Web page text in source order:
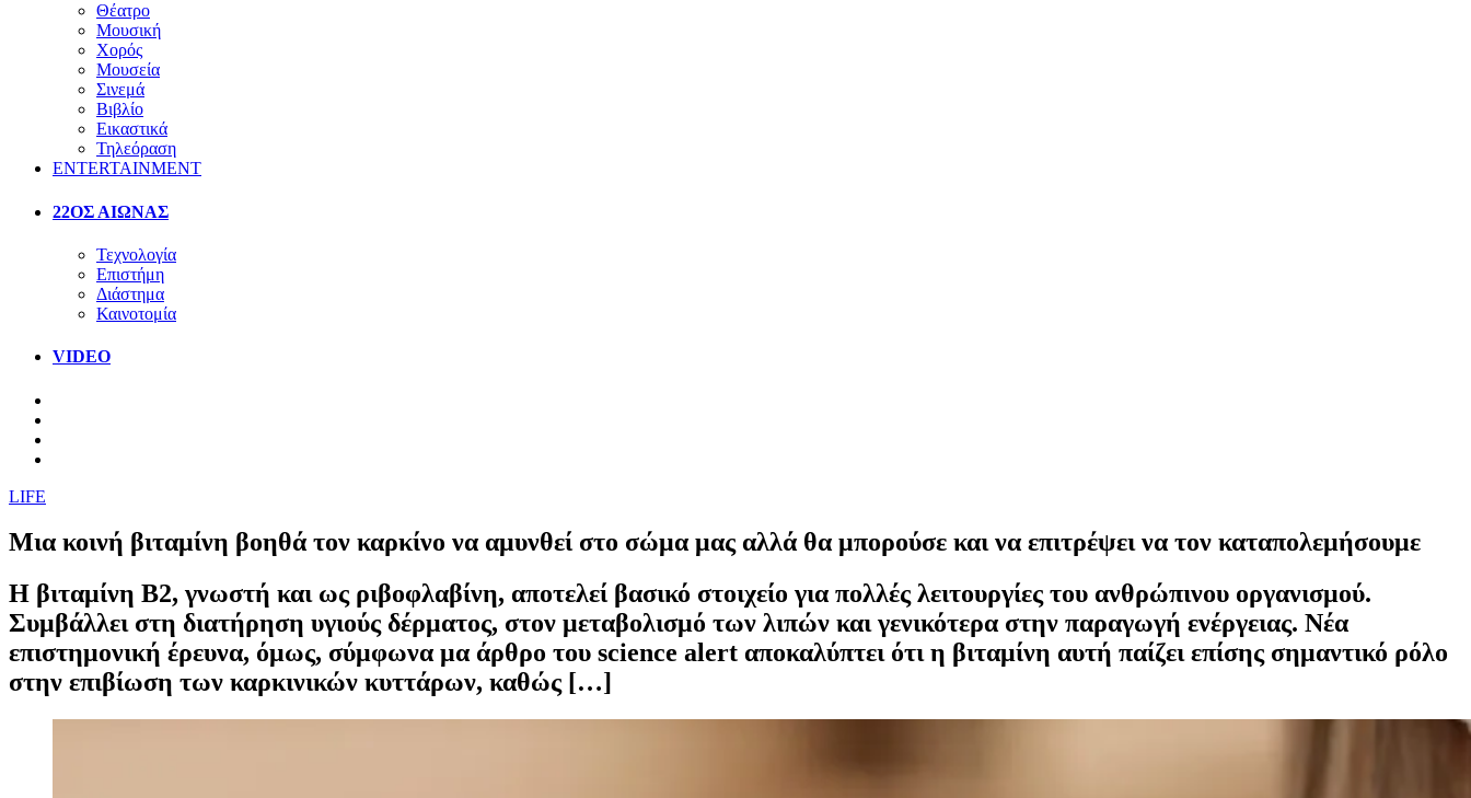
Θέατρο
Μουσική
Χορός
Μουσεία
Σινεμά
Βιβλίο
Εικαστικά
Τηλεόραση
ENTERTAINMENT
22ΟΣ ΑΙΩΝΑΣ
Τεχνολογία
Επιστήμη
Διάστημα
Καινοτομία
VIDEO
LIFE
Μια κοινή βιταμίνη βοηθά τον καρκίνο να αμυνθεί στο σώμα μας αλλά θα μπορούσε και να επιτρέψει να τον καταπολεμήσουμε
Η βιταμίνη Β2, γνωστή και ως ριβοφλαβίνη, αποτελεί βασικό στοιχείο για πολλές λειτουργίες του ανθρώπινου οργανισμού.
Συμβάλλει στη διατήρηση υγιούς δέρματος, στον μεταβολισμό των λιπών και γενικότερα στην παραγωγή ενέργειας. Νέα
επιστημονική έρευνα, όμως, σύμφωνα μα άρθρο του science alert αποκαλύπτει ότι η βιταμίνη αυτή παίζει επίσης σημαντικό ρόλο
στην επιβίωση των καρκινικών κυττάρων, καθώς […]